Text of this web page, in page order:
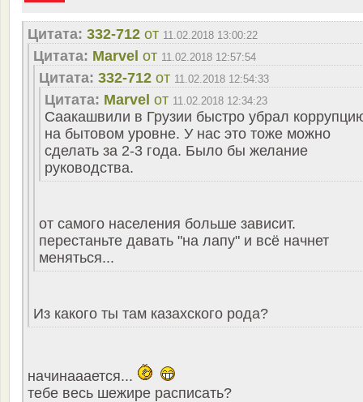
Цитата: 332-712 от 11.02.2018 13:00:22
Цитата: Marvel от 11.02.2018 12:57:54
Цитата: 332-712 от 11.02.2018 12:54:33
Цитата: Marvel от 11.02.2018 12:34:23
Саакашвили в Грузии быстро убрал
на бытовом уровне. У нас это тоже можно
сделать за 2-3 года. Было бы желание
руководства.
от самого населения больше зависит.
перестаньте давать "на лапу" и всё начнет
меняться...
Из какого ты там казахского рода?
начинааается...
тебе весь шежире расписать?